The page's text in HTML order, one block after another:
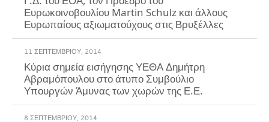
Ευρωκοινοβουλίου Martin Schulz και άλλους
Ευρωπαίους αξιωματούχους στις Βρυξέλλες
11 ΣΕΠΤΕΜΒΡΊΟΥ, 2014
Κύρια σημεία εισήγησης ΥΕΘΑ Δημήτρη
Αβραμόπουλου στο άτυπο Συμβούλιο
Υπουργών Άμυνας των χωρών της Ε.Ε.
8 ΣΕΠΤΕΜΒΡΊΟΥ, 2014